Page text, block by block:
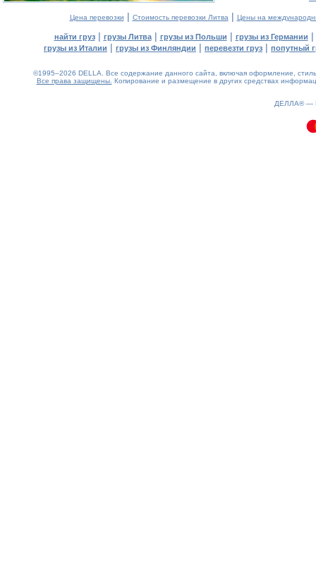
Цена перевозки | Стоимость перевозки Литва | Цены на
найти груз| грузы Литва| грузы из Польши | грузы из Германии |
грузы из Италии | грузы из Финляндии | перевезти груз | попутный
©1995–2026 DELLA. Все содержание данного сайта, включая оформление,
Все права защищены. Копирование и размещение в других средствах
ДЕЛЛА® —